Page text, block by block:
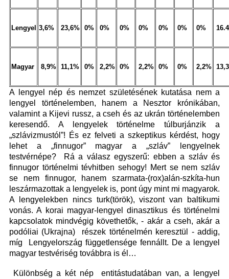
Lengyel 3,6% 23,6% 0% 0% 0% 0% 0% 0% 0%
Magyar 8,9% 11,1% 0% 2,2% 0% 2,2% 0% 0% 2,2%
A lengyel nép és nemzet születésének kutatása nem a
lengyel történelemben, hanem a Nesztor krónikában,
valamint a Kijevi russz, a cseh és az ukrán történelemben
keresendő. A lengyelek történelme túlburjánzik a
„szlávizmustól”! És ez felveti a szkeptikus kérdést, hogy
lehet a „finnugor” magyar a „szláv” lengyelnek
testvérnépe? Rá a válasz egyszerű: ebben a szláv és
finnugor történelmi tévhitben sehogy! Mert se nem szláv
se nem finnugor, hanem szarmata-(rox)alán-szkíta-hun
leszármazottak a lengyelek is, pont úgy mint mi magyarok.
A lengyelekben nincs turk(török), viszont van baltikumi
vonás. A korai magyar-lengyel dinasztikus és történelmi
kapcsolatok mindvégig követhetők, - akár a cseh, akár a
podóliai (Ukrajna) részek történelmén keresztül - addig,
míg Lengyelország függetlensége fennállt. De a lengyel
magyar testvériség továbbra is él…
Különbség a két nép entitástudatában van, a lengyel